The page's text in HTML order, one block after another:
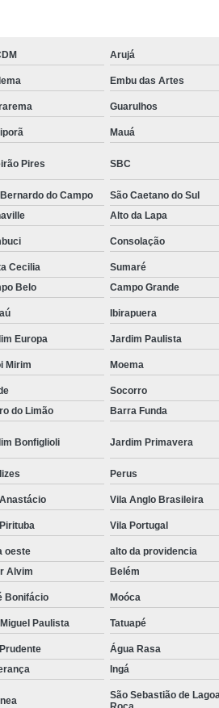
Sistemas Oxigenoterapia
Feridas Tratamento
Tratamento de Feridas
Tratamento de Feridas
Tratamento para
Tratamento Hiperbárico
Tratamento Hiperbárico
Tratamento Hiperbárico
Tratamento
Tratamento
Tratamento
Tratamento
Tratamento
Tratamento Hiperbárica
Tratamento
Tratamento
Tratamento por
Tratamento de
Tratamento de
Tratamento de
Tratamento de
Arujá
Embu das Artes
Guarulhos
Mauá
Pires SBC
do Campo São Caetano do Sul
Alto da Lapa
Consolação
Cecilia Sumaré
Belo Campo Grande
Ibirapuera
Europa Jardim Paulista
Mirim Moema
Socorro
do Limão Barra Funda
Bonfiglioli Jardim Primavera
Perus
Vila Anglo Brasileira
Vila Portugal
oeste alto da providencia
Alvim Belém
Bonifácio Moóca
Paulista Tatuapé
Água Rasa
Ingá
São Sebastião de